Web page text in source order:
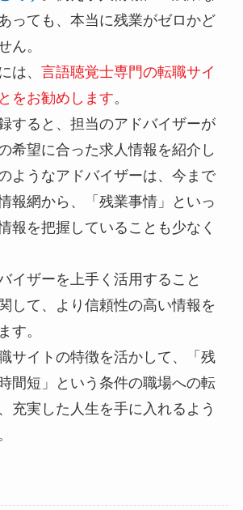
っても、本当に残業がゼロかど
ん。
は、 言語聴覚士専門の転職サイ
をお勧めします。
すると、担当のアドバイザーが
希望に合った求人情報を紹介し
ようなアドバイザーは、今まで
報網から、「残業事情」といっ
報を把握していることも少なく
イザーを上手く活用すること
して、より信頼性の高い情報を
す。
サイトの特徴を活かして、「残
間短」という条件の職場への転
充実した人生を手に入れるよう